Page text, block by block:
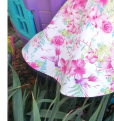
Prosoape
Perii de par bebe
Camasi Barbati
Camasi baieti
Body-uri bebe